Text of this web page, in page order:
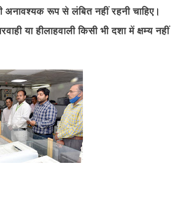
रूप से लंबित नहीं रहनी चाहिए।
या हीलाहवाली किसी भी दशा में क्षम्य नहीं